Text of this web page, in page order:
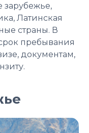
зарубежье,
Латинская
страны. В
пребывания
документам,